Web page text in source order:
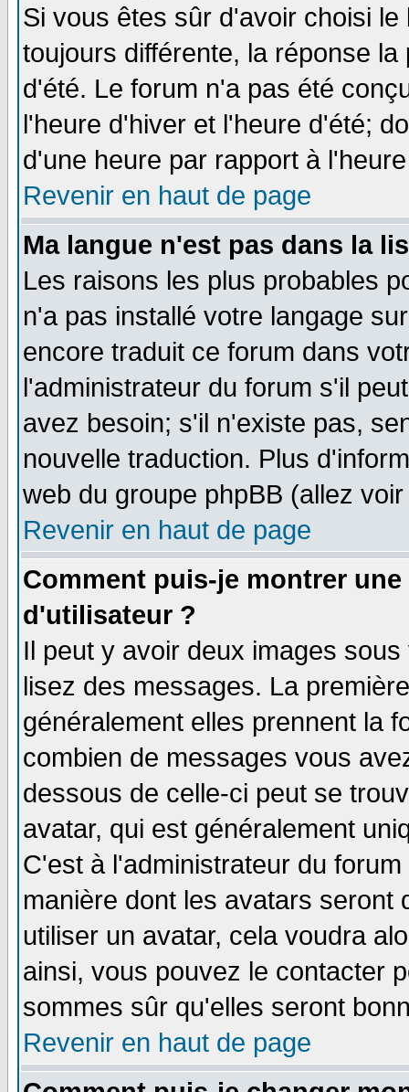
Si vous êtes sûr d'avoir choisi
toujours différente, la réponse
d'été. Le forum n'a pas été
l'heure d'hiver et l'heure d'été;
d'une heure par rapport à
Revenir en haut de page
Ma langue n'est pas dans la
Les raisons les plus probables
n'a pas installé votre langage
encore traduit ce forum dans
l'administrateur du forum s'il
avez besoin; s'il n'existe pas,
nouvelle traduction. Plus
web du groupe phpBB (allez
Revenir en haut de page
Comment puis-je montrer
d'utilisateur ?
Il peut y avoir deux images
lisez des messages. La
généralement elles prennent la
combien de messages vous
dessous de celle-ci peut se
avatar, qui est généralement
C'est à l'administrateur du
manière dont les avatars seront
utiliser un avatar, cela voudra
ainsi, vous pouvez le contacter
sommes sûr qu'elles seront
Revenir en haut de page